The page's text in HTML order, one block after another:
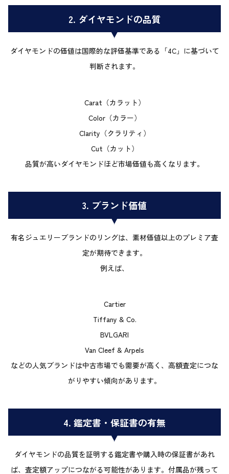
2. ダイヤモンドの品質
ダイヤモンドの価値は国際的な評価基準である「4C」に基づいて
判断されます。
Carat（カラット）
Color（カラー）
Clarity（クラリティ）
Cut（カット）
品質が高いダイヤモンドほど市場価値も高くなります。
3. ブランド価値
有名ジュエリーブランドのリングは、素材価値以上のプレミア査
定が期待できます。
例えば、
Cartier
Tiffany & Co.
BVLGARI
Van Cleef & Arpels
などの人気ブランドは中古市場でも需要が高く、高額査定につな
がりやすい傾向があります。
4. 鑑定書・保証書の有無
ダイヤモンドの品質を証明する鑑定書や購入時の保証書があれ
ば、査定額アップにつながる可能性があります。付属品が残って